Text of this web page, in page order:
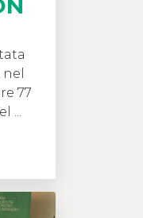
77
...